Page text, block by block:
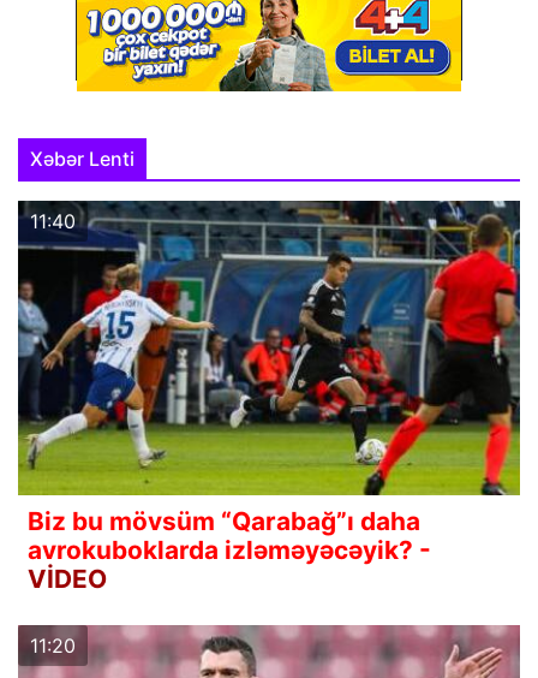
Xəbər Lenti
11:40
Biz bu mövsüm “Qarabağ”ı daha
avrokuboklarda izləməyəcəyik? -
VİDEO
11:20